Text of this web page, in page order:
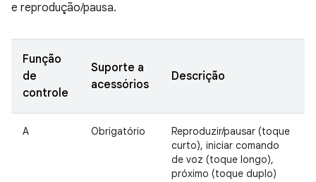
e reprodução/pausa.
Função
de
controle
Suporte a
acessórios
Descrição
A Obrigatório
Reproduzir/pausar (toque
curto), iniciar comando
de voz (toque longo),
próximo (toque duplo)